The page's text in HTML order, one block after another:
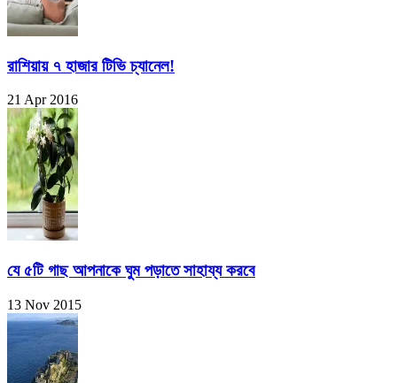
রাশিয়ায় ৭ হাজার টিভি চ্যানেল!
21 Apr 2016
যে ৫টি গাছ আপনাকে ঘুম পড়াতে সাহায্য করবে
13 Nov 2015